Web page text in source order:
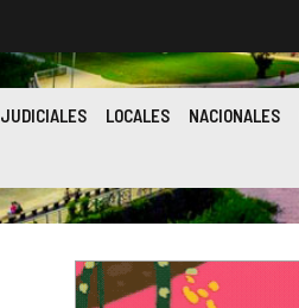
JUDICIALES LOCALES NACIONALES